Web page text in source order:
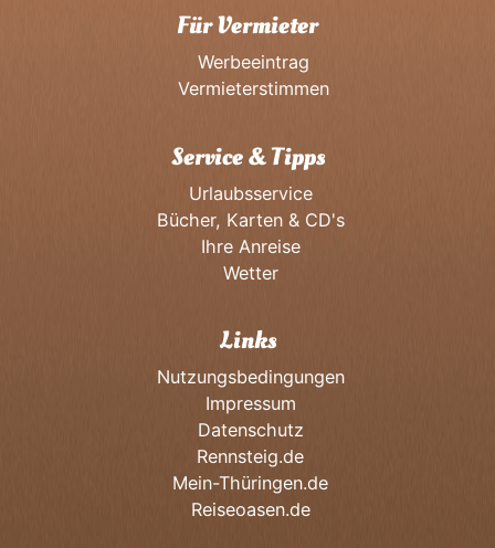
Für Vermieter
Werbeeintrag
Vermieterstimmen
Service & Tipps
Urlaubsservice
Bücher, Karten & CD's
Ihre Anreise
Wetter
Links
Nutzungsbedingungen
Impressum
Datenschutz
Rennsteig.de
Mein-Thüringen.de
Reiseoasen.de